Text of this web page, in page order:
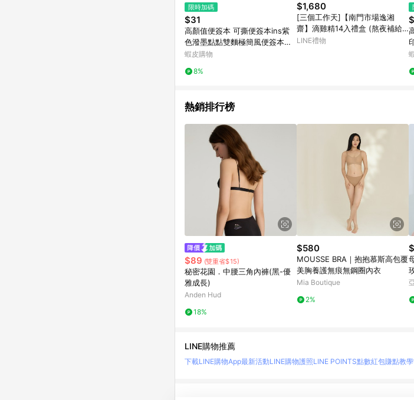
限時加碼
$31
高顏值便簽本 可撕便簽本ins紫
色潑墨點點雙麵極簡風便簽本高
顔值文具手帳素材超厚便簽紙 書
蝦皮購物
8%
$1,680
[三個工作天]【南門市場逸湘
齋】滴雞精14入禮盒 (熬夜補給
考生提神 日常保健 養生飲品 年
LINE禮物
熱銷排行榜
$89 (雙重省$15)
秘密花園．中腰三角內褲(黑-優
雅成長)
Anden Hud
18%
$580
MOUSSE BRA｜抱抱慕斯高包覆
美胸養護無痕無鋼圈內衣
Mia Boutique
2%
LINE購物推薦
下載LINE購物App最新活動LINE購物護照LINE POINTS點數紅包賺點教學